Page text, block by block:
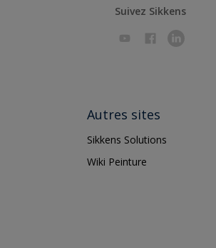
Suivez Sikkens
Autres sites
Sikkens Solutions
Wiki Peinture